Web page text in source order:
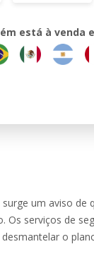
está à venda
um aviso de
Os serviços de
o